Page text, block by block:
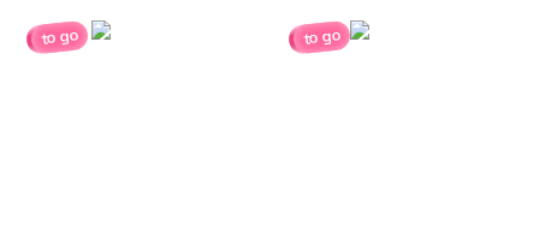
to go to go